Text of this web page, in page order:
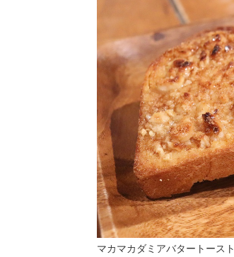
マカマカダミアバタートースト